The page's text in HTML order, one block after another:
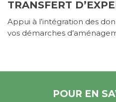
TRANSFERT
Appui à l’intégration des
vos démarches
POUR EN